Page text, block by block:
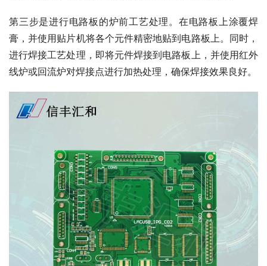
第三步是进行电路板的炉前工艺处理。在电路板上涂覆焊
膏，并使用贴片机将各个元件精密地贴到电路板上。同时，
进行焊接工艺处理，即将元件焊接到电路板上，并使用红外
线炉或回流炉对焊接点进行加热处理，确保焊接效果良好。